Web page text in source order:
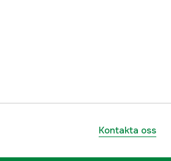
Kontakta oss